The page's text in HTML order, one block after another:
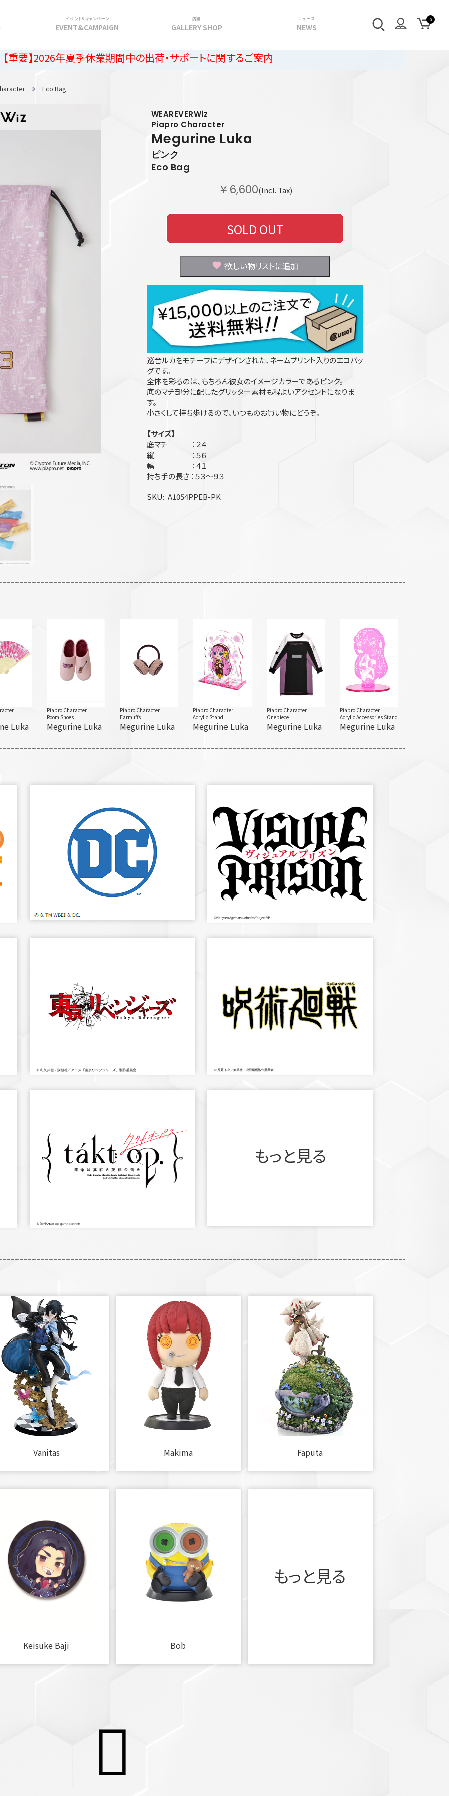
イベント＆キャンペーン
EVENT&CAMPAIGN
店舗
GALLERY SHOP
ニュース
NEWS
年夏季休業期間中の出荷・サポートに関するご案内
Eco Bag
WEAREVERWiz
Piapro Character
Megurine Luka
ピンク
Eco Bag
￥6,600(Incl. Tax)
SOLD OUT
欲しい物リストに追加
巡音ルカをモチーフにデザインされた、ネームプリント入りのエコバッ
グです。
全体を彩るのは、もちろん彼女のイメージカラーであるピンク。
底のマチ部分に配したグリッター素材も程よいアクセントになりま
す。
小さくして持ち歩けるので、いつものお買い物にどうぞ。
【サイズ】
底マチ ：２４
縦 ：５６
幅 ：４１
持ち手の長さ ：５３～９３
SKU A1054PPEB-PK
Luka
Piapro Character
Room Shoes
Megurine Luka
Piapro Character
Earmuffs
Megurine Luka
Piapro Character
Acrylic Stand
Megurine Luka
Piapro Character
Onepiece
Megurine Luka
Piapro Character
Acrylic Accessories Stand
Megurine Luka
もっと見る
Vanitas Makima Faputa
Keisuke Baji Bob
もっと見る